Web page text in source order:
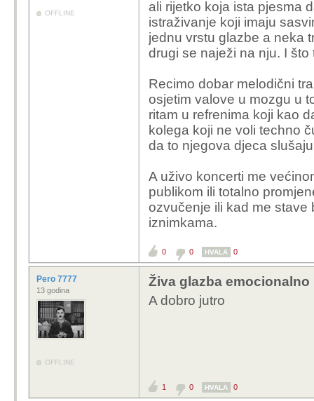
OFFLINE
ali rijetko koja ista pjesma
istraživanje koji imaju
jednu vrstu glazbe a neka
drugi se naježi na nju. I što
Recimo dobar melodični
osjetim valove u mozgu u
ritam u refrenima koji kao
kolega koji ne voli techno
da to njegova djeca
A uživo koncerti me
publikom ili totalno
ozvučenje ili kad me stave
iznimkama.
0 0 HVALA 0
Pero 7777
13 godina
OFFLINE
Živa glazba
A dobro jutro
1 0 HVALA 0